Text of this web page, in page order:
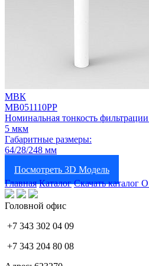
МВК
МВ051110РР
Номинальная тонкость
5 мкм
Габаритные размеры:
64/28/248 мм
Посмотреть 3D Модель
Главная Каталог Скачать каталог О
Головной офис
+7 343 302 04 09
+7 343 204 80 08